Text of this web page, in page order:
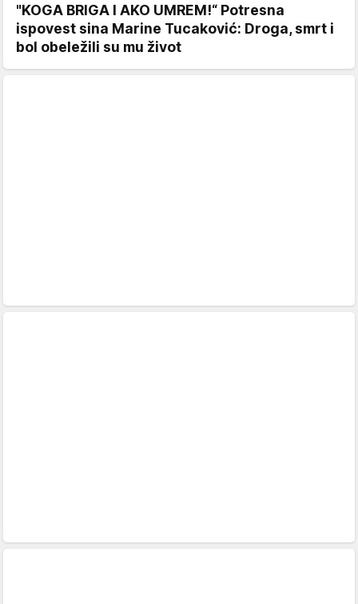
"KOGA BRIGA I AKO UMREM!“ Potresna
ispovest sina Marine Tucaković: Droga, smrt i
bol obeležili su mu život